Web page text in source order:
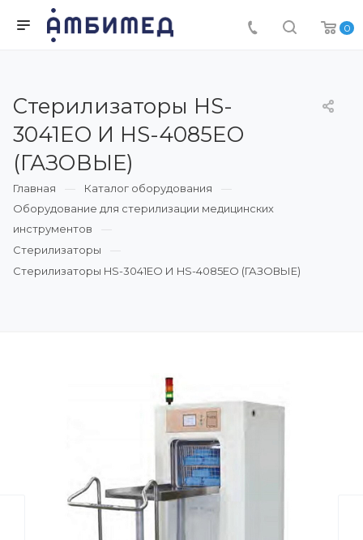
0
Стерилизаторы HS-
3041EO И HS-4085EO
(ГАЗОВЫЕ)
Главная
Каталог оборудования
Оборудование для стерилизации медицинских
инструментов
Стерилизаторы
Стерилизаторы HS-3041EO И HS-4085EO (ГАЗОВЫЕ)